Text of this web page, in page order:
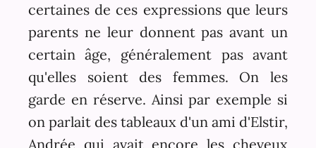
certaines de ces expressions que leurs
parents ne leur donnent pas avant un
certain âge, généralement pas avant
qu'elles soient des femmes. On les
garde en réserve. Ainsi par exemple si
on parlait des tableaux d'un ami d'Elstir,
Andrée qui avait encore les cheveux